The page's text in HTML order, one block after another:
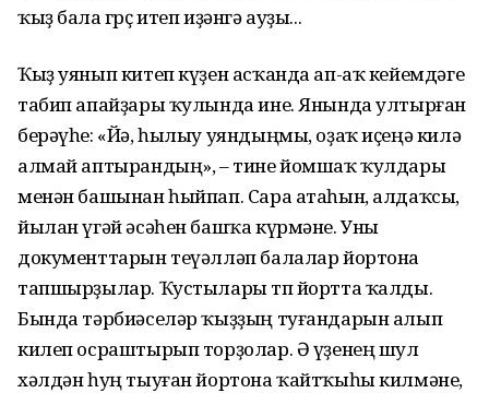
ҡыҙ бала гөрҫ итеп иҙәнгә ауҙы...
Ҡыҙ уянып китеп күҙен асҡанда ап-аҡ кейемдәге
табип апайҙары ҡулында ине. Янында ултырған
берәүһе: «Йә, һылыу уяндыңмы, оҙаҡ иҫеңә килә
алмай аптырандың», – тине йомшаҡ ҡулдары
менән башынан һыйпап. Сара атаһын, алдаҡсы,
йылан үгәй әсәһен башҡа күрмәне. Уны
документтарын теүәлләп балалар йортона
тапшырҙылар. Ҡустылары төп йортта ҡалды.
Бында тәрбиәселәр ҡыҙҙың туғандарын алып
килеп осраштырып торҙолар. Ә үҙенең шул
хәлдән һуң тыуған йортона ҡайтҡыһы килмәне,